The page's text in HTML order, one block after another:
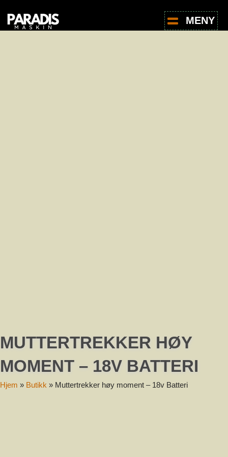
MENY
MUTTERTREKKER HØY
MOMENT – 18V BATTERI
Hjem » Butikk » Muttertrekker høy moment – 18v Batteri
Send